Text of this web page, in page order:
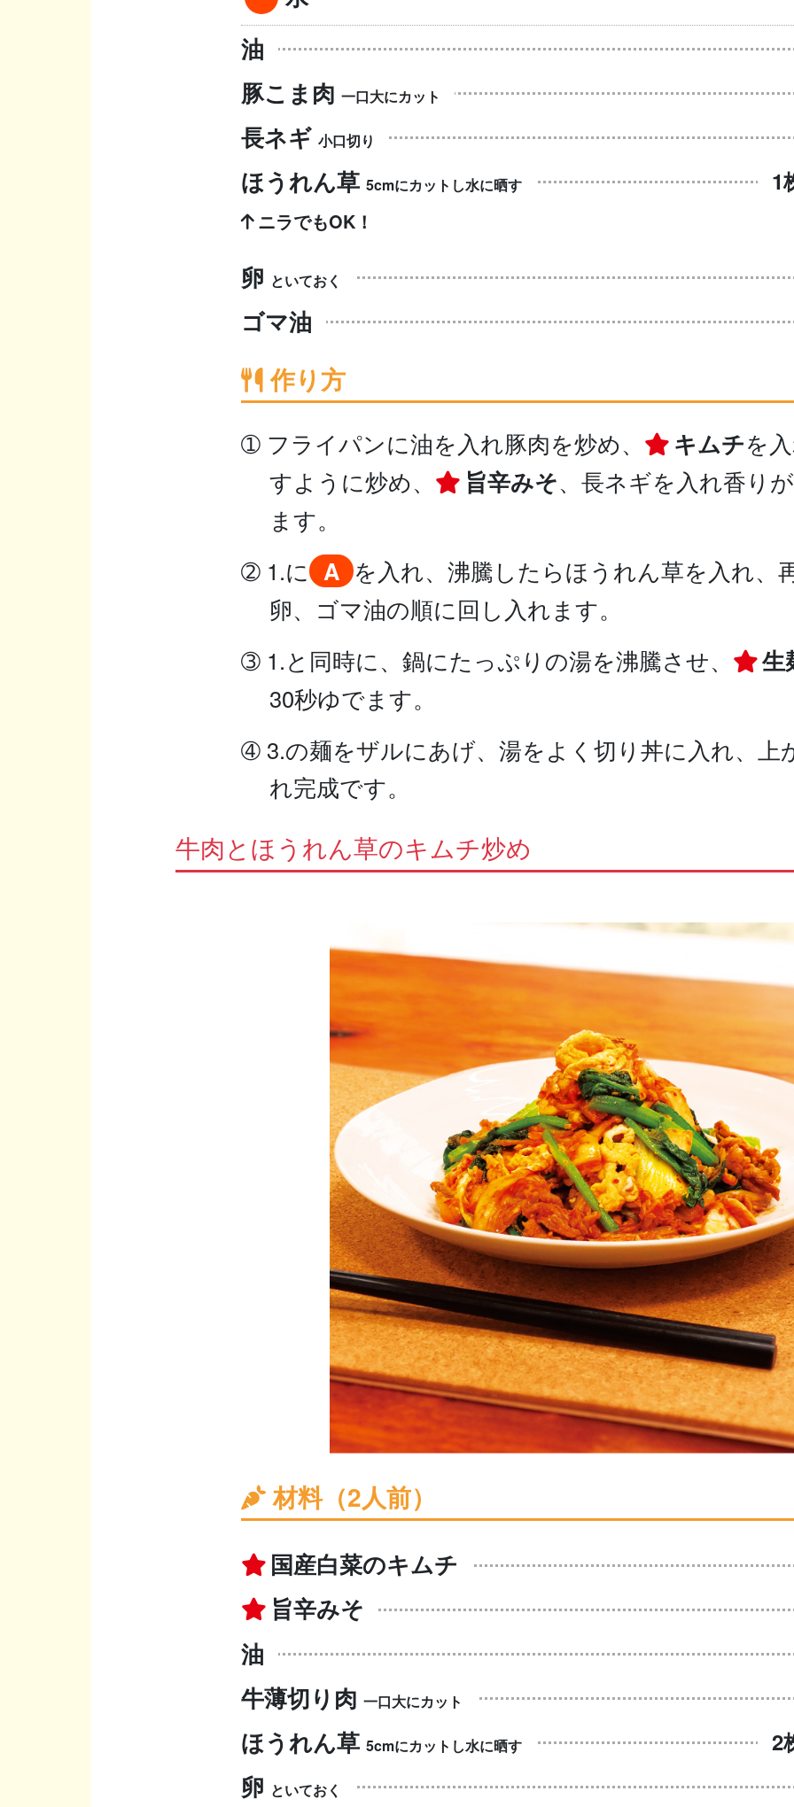
油
豚こま肉 一口大にカット
長ネギ 小口切り
ほうれん草 5cmにカットし水に晒す 1
ニラでもOK！
卵 といておく
ゴマ油
作り方
➀ フライパンに油を入れ豚肉を炒め、 キムチを
すように炒め、
旨辛みそ、長ネギを入れ香り
ます。
➁ 1.に A を入れ、沸騰したらほうれん草を入れ、
卵、ゴマ油の順に回し入れます。
➂ 1.と同時に、鍋にたっぷりの湯を沸騰させ、
生
30秒ゆでます。
➃ 3.の麺をザルにあげ、湯をよく切り丼に入れ、上
れ完成です。
牛肉とほうれん草のキムチ炒め
材料（2人前）
国産白菜のキムチ
旨辛みそ
油
牛薄切り肉 一口大にカット
ほうれん草 5cmにカットし水に晒す 2
卵 といておく